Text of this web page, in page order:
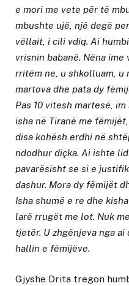
e mori me vete për të
mbushte ujë, një degë
vëllait, i cili vdiq. Ai
vrisnin babanë. Nëna
rritëm ne, u shkolluam, u
martova dhe pata dy
Pas 10 vitesh martesë,
isha në Tiranë me
disa kohësh erdhi në
ndodhur diçka. Ai ishte
pavarësisht se si e
dashur. Mora dy fëmijët
Isha shumë e re dhe
larë rrugët me lot. Nuk
tjetër. U zhgënjeva nga ai
hallin e fëmijëve.
Gjyshe Drita tregon